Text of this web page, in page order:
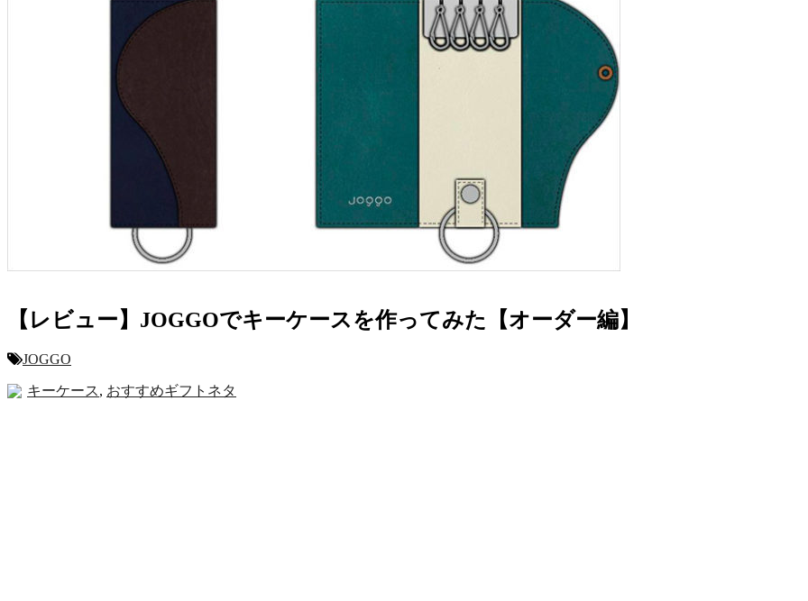
【レビュー】JOGGOでキーケースを作ってみた【オーダー編】
JOGGO
キーケース, おすすめギフトネタ